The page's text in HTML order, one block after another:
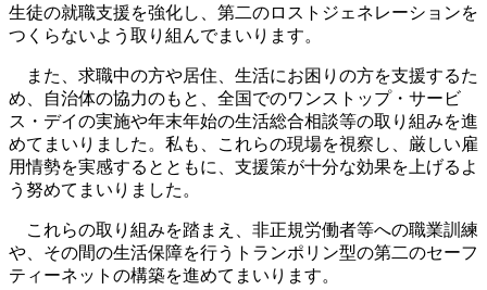
生徒の就職支援を強化し、第二のロストジェネレーションを
つくらないよう取り組んでまいります。
また、求職中の方や居住、生活にお困りの方を支援するた
め、自治体の協力のもと、全国でのワンストップ・サービ
ス・デイの実施や年末年始の生活総合相談等の取り組みを進
めてまいりました。私も、これらの現場を視察し、厳しい雇
用情勢を実感するとともに、支援策が十分な効果を上げるよ
う努めてまいりました。
これらの取り組みを踏まえ、非正規労働者等への職業訓練
や、その間の生活保障を行うトランポリン型の第二のセーフ
ティーネットの構築を進めてまいります。